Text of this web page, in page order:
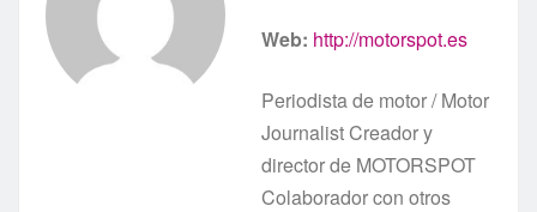
Web: http://motorspot.es
Periodista de motor / Motor
Journalist Creador y
director de MOTORSPOT
Colaborador con otros